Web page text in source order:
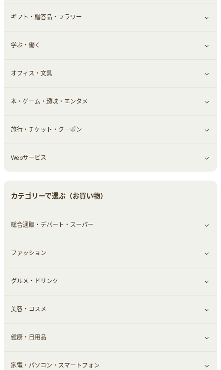
定額制有料コンテンツ
仮想通貨
その他投資
キャッシング・ローン
その他金融
保険相談・面談
すべて見る
住まい・暮らし
不動産
引越し
エコ・エネルギー
車情報・カーシェア・レンタル
ギフト・贈答品・フラワー
すべて見る
ギフト・贈答品
学ぶ・働く
すべて見る
習い事・学習・学校
仕事・転職
オフィス・文具
すべて見る
オフィス・文具
本・ゲーム・趣味・エンタメ
すべて見る
ゲーム・趣味
旅行・チケット・クーポン
すべて見る
Webサービス
カテゴリーで選ぶ（お買い物）
総合通販・デパート・スーパー
すべて見る
総合通販
デパート・スーパー
ファッション
すべて見る
ファッション
インナー・下着
靴・フットウェア
グルメ・ドリンク
すべて見る
グルメ
ドリンク
美容・コスメ
すべて見る
スキンケア
健康・日用品
すべて見る
家電・パソコン・スマートフォン